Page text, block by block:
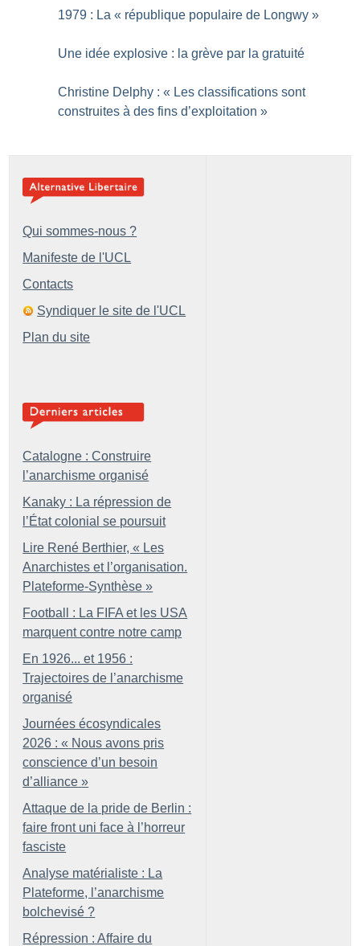
1979 : La « république populaire de Longwy »
Une idée explosive : la grève par la gratuité
Christine Delphy : « Les classifications sont
construites à des fins d’exploitation »
Qui sommes-nous ?
Manifeste de l'UCL
Contacts
Syndiquer le site de l'UCL
Plan du site
Catalogne : Construire
l’anarchisme organisé
Kanaky : La répression de
l’État colonial se poursuit
Lire René Berthier, « Les
Anarchistes et l’organisation.
Plateforme-Synthèse »
Football : La FIFA et les USA
marquent contre notre camp
En 1926... et 1956 :
Trajectoires de l’anarchisme
organisé
Journées écosyndicales
2026 : « Nous avons pris
conscience d’un besoin
d’alliance »
Attaque de la pride de Berlin :
faire front uni face à l’horreur
fasciste
Analyse matérialiste : La
Plateforme, l’anarchisme
bolchevisé ?
Répression : Affaire du